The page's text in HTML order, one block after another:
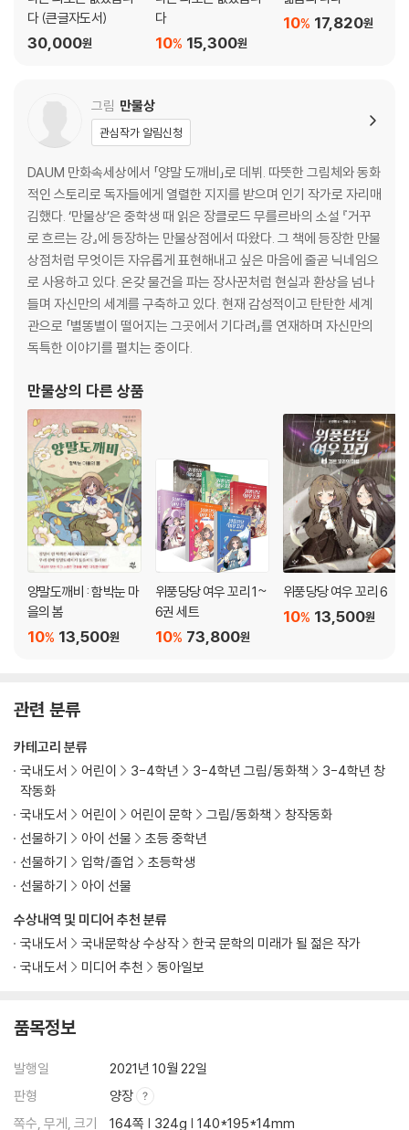
다 (큰글자도서)
30,000원
다
15,300원
10%
17,820원
10%
그림 만물상
관심작가 알림신청
DAUM 만화속세상에서 「양말 도깨비」로 데뷔. 따뜻한 그림체와 동화
적인 스토리로 독자들에게 열렬한 지지를 받으며 인기 작가로 자리매
김했다. ‘만물상’은 중학생 때 읽은 장클로드 무를르바의 소설 『거꾸
로 흐르는 강』에 등장하는 만물상점에서 따왔다. 그 책에 등장한 만물
상점처럼 무엇이든 자유롭게 표현해내고 싶은 마음에 줄곧 닉네임으
로 사용하고 있다. 온갖 물건을 파는 장사꾼처럼 현실과 환상을 넘나
들며 자신만의 세계를 구축하고 있다. 현재 감성적이고 탄탄한 세계
관으로 「별똥별이 떨어지는 그곳에서 기다려」를 연재하며 자신만의
독특한 이야기를 펼치는 중이다.
만물상의 다른 상품
양말도깨비 : 함박눈 마
을의 봄
13,500원
10%
위풍당당 여우 꼬리 1~
6권 세트
73,800원
10%
위풍당당 여우 꼬리 6
13,500원
10%
관련 분류
수상내역 및 미디어 추천 분류
국내도서
국내문학상 수상작
한국 문학의 미래가 될 젊은 작가
국내도서
미디어 추천 동아일보
카테고리 분류
국내도서
어린이 3-4학년 3-4학년 그림/동화책
3-4학년 창
작동화
국내도서
어린이 어린이 문학 그림/동화책
창작동화
선물하기
아이 선물
초등 중학년
선물하기
입학/졸업
초등학생
선물하기
아이 선물
품목정보
발행일
2021년 10월 22일
판형
양장
쪽수, 무게, 크기
164쪽 | 324g | 140*195*14mm